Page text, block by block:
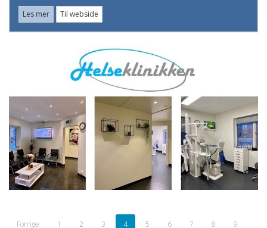
Les mer Til webside
Forrige 1 2 3 4 5 6 7 8
9